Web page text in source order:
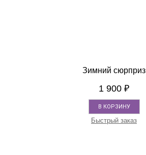
Зимний сюрприз
1 900 ₽
В КОРЗИНУ
Быстрый заказ